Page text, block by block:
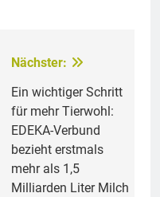
Nächster:
Ein wichtiger Schritt
für mehr Tierwohl:
EDEKA-Verbund
bezieht erstmals
mehr als 1,5
Milliarden Liter Milch